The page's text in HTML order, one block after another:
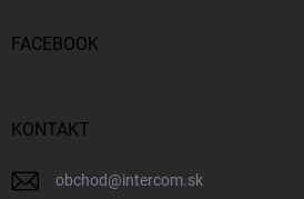
FACEBOOK
KONTAKT
obchod@intercom.sk